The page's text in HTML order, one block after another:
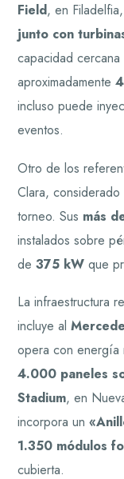
Field, en
junto con
capacidad
aproximadamente
incluso puede
eventos.
Otro de los
Clara,
torneo. Sus más
instalados sobre
de375 kW que
La infraestructura
incluye al
opera con energía
4.000 paneles
Stadium, en
incorpora un
1.350 módulos
cubierta.